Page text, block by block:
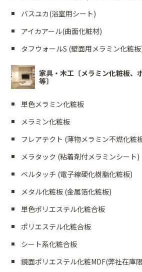
バスユカ(浴室用シート)
アイカアール(曲面化粧材)
タフウォールS (壁面用メラミン化粧
家具・木工〔メラミン化粧板、
等〕
単色メラミン化粧板
メラミン化粧板
フレアテクト (薄物メラミン不燃化粧
メラタック (粘着剤付メラミンシート)
ベルタッチ (電子線硬化樹脂化粧板)
メタル化粧板 (金属箔化粧板)
単色ポリエステル化粧合板
ポリエステル化粧合板
シート系化粧合板
鏡面ポリエステル化粧MDF(弊社在庫